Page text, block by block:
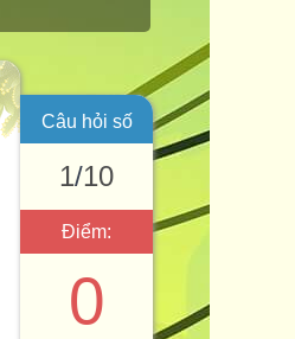
Câu hỏi số
1/10
Điểm:
0